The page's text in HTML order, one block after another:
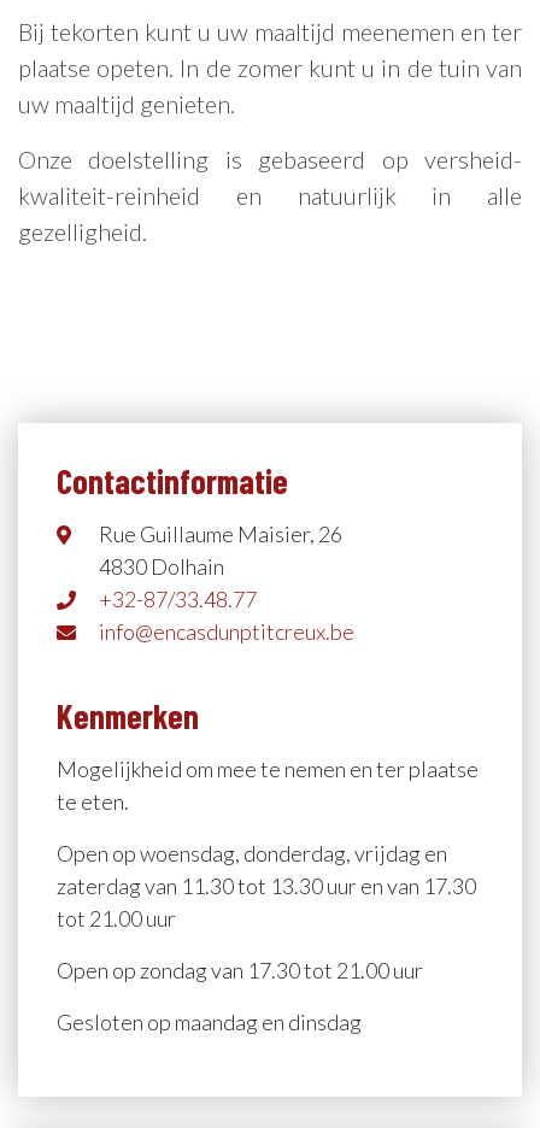
Bij tekorten kunt u uw maaltijd meenemen en ter
plaatse opeten. In de zomer kunt u in de tuin van
uw maaltijd genieten.
Onze doelstelling is gebaseerd op versheid-
kwaliteit-reinheid en natuurlijk in alle
gezelligheid.
Contactinformatie
Rue Guillaume Maisier, 26
4830 Dolhain
+32-87/33.48.77
info@encasdunptitcreux.be
Kenmerken
Mogelijkheid om mee te nemen en ter plaatse
te eten.
Open op woensdag, donderdag, vrijdag en
zaterdag van 11.30 tot 13.30 uur en van 17.30
tot 21.00 uur
Open op zondag van 17.30 tot 21.00 uur
Gesloten op maandag en dinsdag